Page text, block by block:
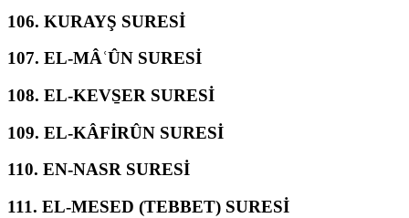
106. KURAYŞ SURESİ
107. EL-MÂʿÛN SURESİ
108. EL-KEVS̱ER SURESİ
109. EL-KÂFİRÛN SURESİ
110. EN-NASR SURESİ
111. EL-MESED (TEBBET) SURESİ